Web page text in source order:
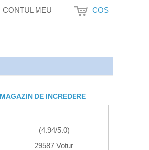
CONTUL MEU COS
MAGAZIN DE INCREDERE
(4.94/5.0)
29587 Voturi